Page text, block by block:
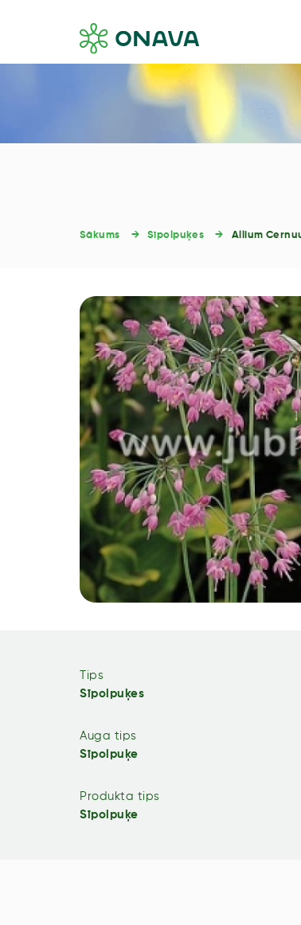
Sākums Sīpolpuķes Allium
Tips
Sīpolpuķes
Auga tips
Sīpolpuķe
Produkta tips
Sīpolpuķe